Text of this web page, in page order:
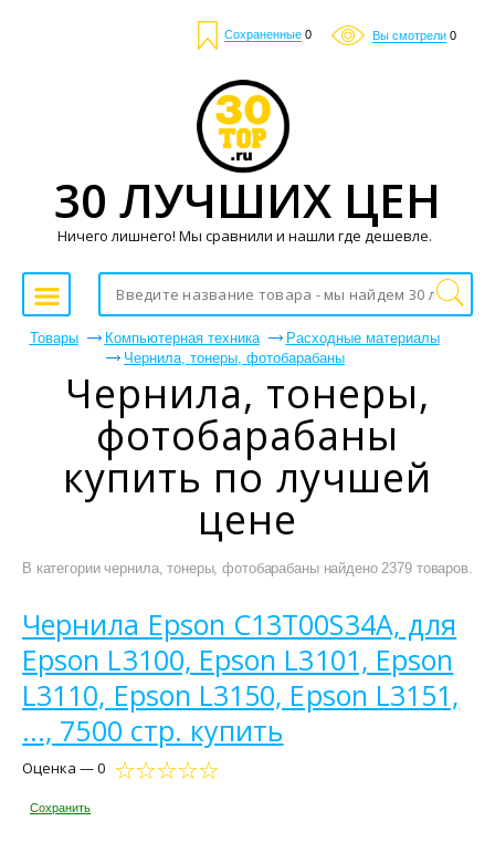
Сохраненные 0 Вы смотрели 0
Товары Компьютерная техника
Расходные материалы
Чернила, тонеры, фотобарабаны
Чернила, тонеры,
фотобарабаны
купить по лучшей
цене
В категории чернила, тонеры, фотобарабаны найдено 2379 товаров.
Чернила Epson C13T00S34A, для
Epson L3100, Epson L3101, Epson
L3110, Epson L3150, Epson L3151,
..., 7500 стр. купить
Оценка — 0
Сохранить
30 ЛУЧШИХ ЦЕН
Ничего лишнего! Мы сравнили и нашли где дешевле.